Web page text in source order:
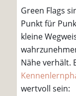
Green Flags
Punkt für
kleine
Nähe verhält.
wertvoll sein: